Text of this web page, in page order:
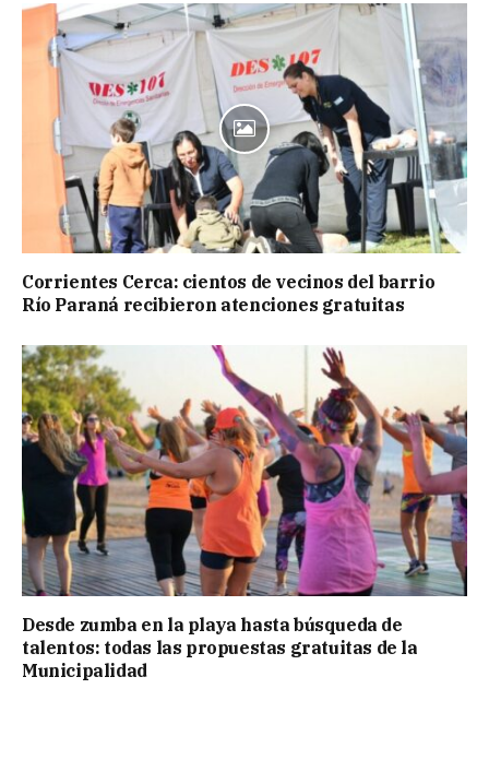
Corrientes Cerca: cientos de vecinos del barrio
Río Paraná recibieron atenciones gratuitas
Desde zumba en la playa hasta búsqueda de
talentos: todas las propuestas gratuitas de la
Municipalidad